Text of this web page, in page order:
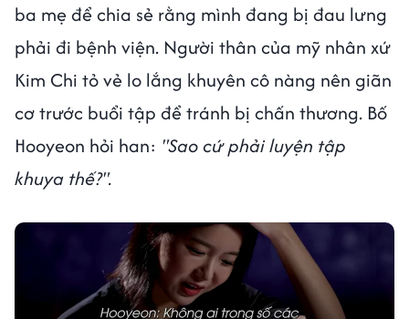
ba mẹ để chia sẻ rằng mình đang bị đau lưng
phải đi bệnh viện. Người thân của mỹ nhân xứ
Kim Chi tỏ vẻ lo lắng khuyên cô nàng nên giãn
cơ trước buổi tập để tránh bị chấn thương. Bố
Hooyeon hỏi han: "Sao cứ phải luyện tập
khuya thế?".